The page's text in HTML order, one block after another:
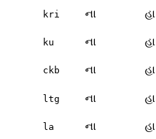
kri ના હા
ku ના હા
ckb ના હા
ltg ના હા
la ના હા